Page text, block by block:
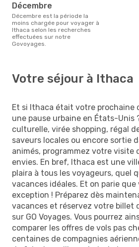
décembre
décembre est la période la
moins chargée pour voyager à
Ithaca selon les recherches
effectuées sur notre
Govoyages.
Votre séjour à Ithaca
Et si Ithaca était votre prochaine
une pause urbaine en États-Unis
culturelle, virée shopping, régal
saveurs locales ou encore sortie
animés, programmez votre visite
envies. En bref, Ithaca est une
plaira à tous les voyageurs, quel
vacances idéales. Et on parie
exception ! Préparez dès
vacances et réservez votre billet
sur GO Voyages. Vous pourrez
comparer les offres de vols pas
centaines de compagnies